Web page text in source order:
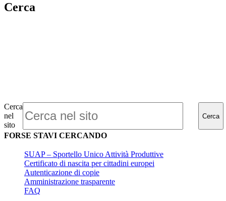
Cerca
Cerca
nel
sito
Cerca
FORSE STAVI CERCANDO
SUAP – Sportello Unico Attività Produttive
Certificato di nascita per cittadini europei
Autenticazione di copie
Amministrazione trasparente
FAQ